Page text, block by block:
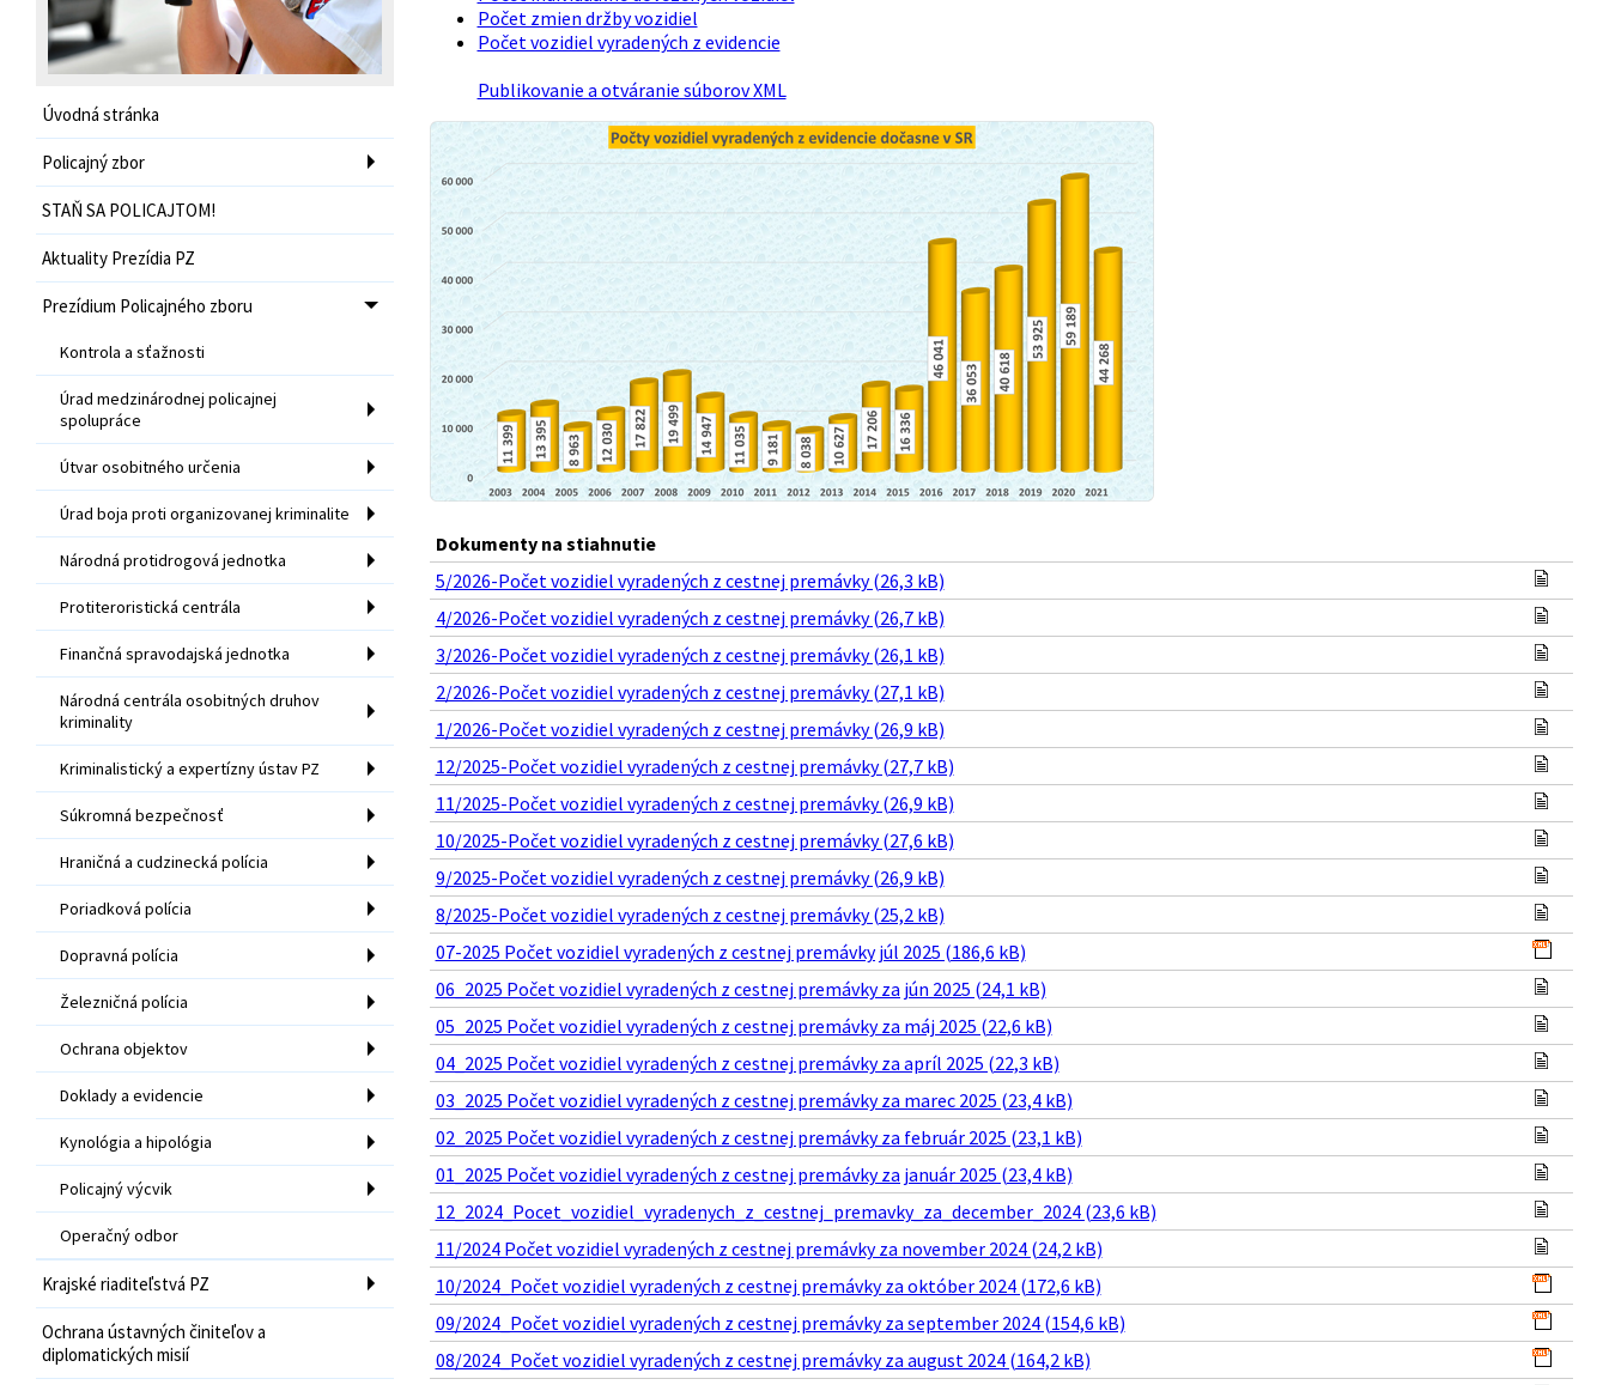
Úvodná stránka
Policajný zbor
STAŇ SA POLICAJTOM!
Aktuality Prezídia PZ
Prezídium Policajného zboru
Kontrola a sťažnosti
Úrad medzinárodnej policajnej
spolupráce
Útvar osobitného určenia
Úrad boja proti organizovanej kriminalite
Národná protidrogová jednotka
Protiteroristická centrála
Finančná spravodajská jednotka
Národná centrála osobitných druhov
kriminality
Kriminalistický a expertízny ústav PZ
Súkromná bezpečnosť
Hraničná a cudzinecká polícia
Poriadková polícia
Dopravná polícia
Železničná polícia
Ochrana objektov
Doklady a evidencie
Kynológia a hipológia
Policajný výcvik
Operačný odbor
Krajské riaditeľstvá PZ
Ochrana ústavných činiteľov a
diplomatických misií
Počet zmien držby vozidiel
Počet vozidiel vyradených z evidencie
Publikovanie a otváranie súborov XML
Dokumenty na stiahnutie
5/2026-Počet vozidiel vyradených z cestnej premávky (26,3 kB)
4/2026-Počet vozidiel vyradených z cestnej premávky (26,7 kB)
3/2026-Počet vozidiel vyradených z cestnej premávky (26,1 kB)
2/2026-Počet vozidiel vyradených z cestnej premávky (27,1 kB)
1/2026-Počet vozidiel vyradených z cestnej premávky (26,9 kB)
12/2025-Počet vozidiel vyradených z cestnej premávky (27,7 kB)
11/2025-Počet vozidiel vyradených z cestnej premávky (26,9 kB)
10/2025-Počet vozidiel vyradených z cestnej premávky (27,6 kB)
9/2025-Počet vozidiel vyradených z cestnej premávky (26,9 kB)
8/2025-Počet vozidiel vyradených z cestnej premávky (25,2 kB)
07-2025 Počet vozidiel vyradených z cestnej premávky júl 2025 (186,6 kB)
06_2025 Počet vozidiel vyradených z cestnej premávky za jún 2025 (24,1 kB)
05_2025 Počet vozidiel vyradených z cestnej premávky za máj 2025 (22,6 kB)
04_2025 Počet vozidiel vyradených z cestnej premávky za apríl 2025 (22,3 kB)
03_2025 Počet vozidiel vyradených z cestnej premávky za marec 2025 (23,4 kB)
02_2025 Počet vozidiel vyradených z cestnej premávky za február 2025 (23,1 kB)
01_2025 Počet vozidiel vyradených z cestnej premávky za január 2025 (23,4 kB)
12_2024_Pocet_vozidiel_vyradenych_z_cestnej_premavky_za_december_2024 (23,6 kB)
11/2024 Počet vozidiel vyradených z cestnej premávky za november 2024 (24,2 kB)
10/2024_Počet vozidiel vyradených z cestnej premávky za október 2024 (172,6 kB)
09/2024_Počet vozidiel vyradených z cestnej premávky za september 2024 (154,6 kB)
08/2024_Počet vozidiel vyradených z cestnej premávky za august 2024 (164,2 kB)